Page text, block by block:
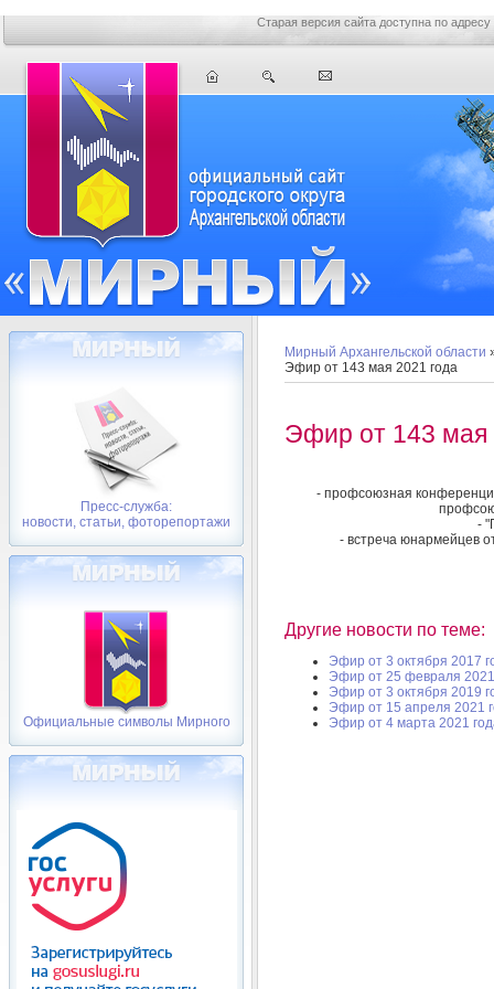
Старая версия сайта доступна по адресу
Пресс-служба:
новости, статьи, фоторепортажи
Официальные символы Мирного
Мирный Архангельской области
Эфир от 143 мая 2021 года
Эфир от 143 мая
- профсоюзная
-
- встреча юнармейцев
Другие новости по теме:
Эфир от 3 октября 2017
Эфир от 25 февраля
Эфир от 3 октября 2019
Эфир от 15 апреля 2021
Эфир от 4 марта 2021